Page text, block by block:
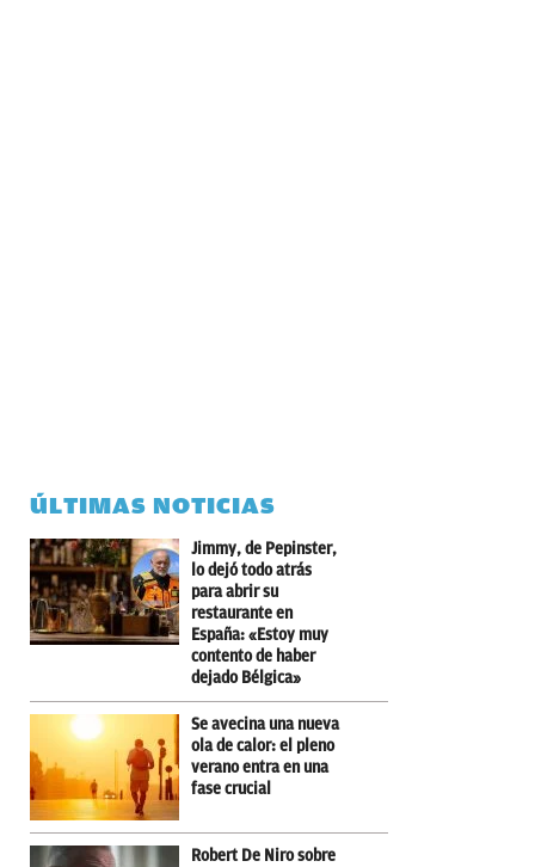
ÚLTIMAS NOTICIAS
Jimmy, de Pepinster,
lo dejó todo atrás
para abrir su
restaurante en
España: «Estoy muy
contento de haber
dejado Bélgica»
Se avecina una nueva
ola de calor: el pleno
verano entra en una
fase crucial
Robert De Niro sobre